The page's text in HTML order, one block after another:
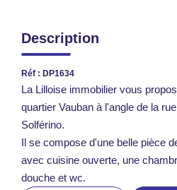
Description
Réf : DP1634
La Lilloise immobilier vous
quartier Vauban à l'angle de la
Solférino.
Il se compose d'une belle pièce
avec cuisine ouverte, une
douche et wc.